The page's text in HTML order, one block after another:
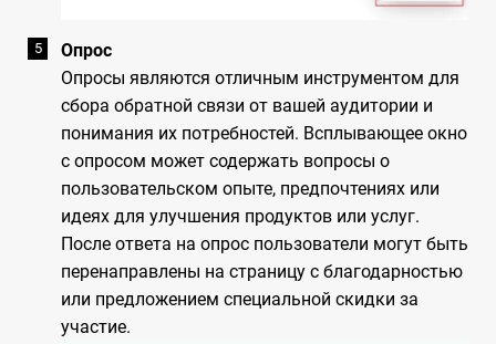
Опрос
Опросы являются отличным инструментом для
сбора обратной связи от вашей аудитории и
понимания их потребностей. Всплывающее окно
с опросом может содержать вопросы о
пользовательском опыте, предпочтениях или
идеях для улучшения продуктов или услуг.
После ответа на опрос пользователи могут быть
перенаправлены на страницу с благодарностью
или предложением специальной скидки за
участие.